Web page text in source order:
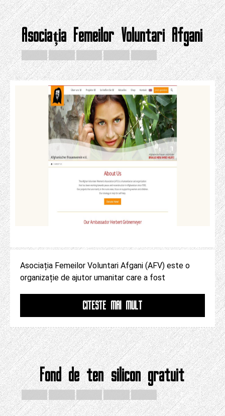
Asociația Femeilor Voluntari Afgani
Asociația Femeilor Voluntari Afgani (AFV) este o
organizație de ajutor umanitar care a fost
CITESTE MAI MULT
Fond de ten silicon gratuit